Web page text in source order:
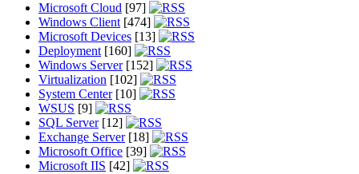
Microsoft Cloud [97]
Windows Client[474]
Microsoft Devices [13]
Deployment[160]
Windows Server[152]
Virtualization [102]
System Center[10]
WSUS [9]
SQL Server[12]
Exchange Server[18]
Microsoft Office [39]
Microsoft IIS [42]